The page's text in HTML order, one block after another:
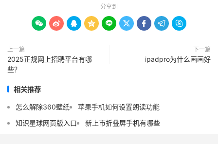
分享到
        
上一篇
2025正规网上招聘平台有哪
些？
下一篇
ipadpro为什么画画好
相关推荐
怎么解除360壁纸
苹果手机如何设置朗读功能
知识星球网页版入口
新上市折叠屏手机有哪些